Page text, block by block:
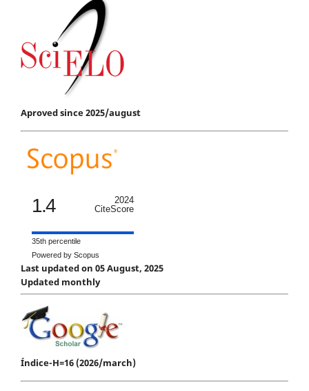
Aproved since 2025/august
1.4
2024
CiteScore
35th percentile
Powered by Scopus
Last updated on 05 August, 2025
Updated monthly
Índice-H=16 (2026/march)